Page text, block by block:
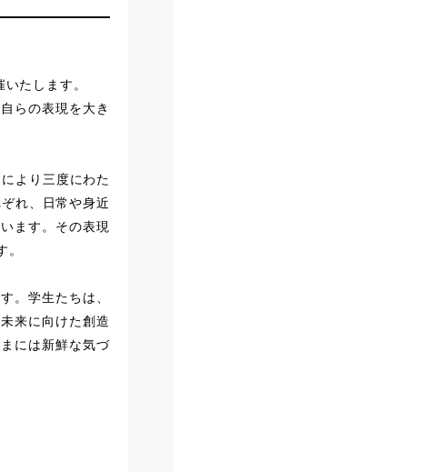
たします。
らの表現を大き
より三度にわた
れ、日常や身近
ます。その表現
。学生たちは、
来に向けた創造
には新鮮な気づ